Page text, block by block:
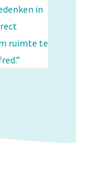
in
ruimte te